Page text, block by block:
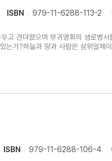
ISBN 979-11-6288-113-2
고 견뎌왔으며 부귀영화의 생로병사
가?하늘과 땅과 사람은 삼위일체
ISBN 979-11-6288-106-4